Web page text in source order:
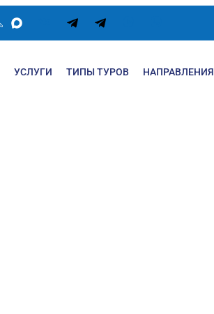
УСЛУГИ ТИПЫ ТУРОВ НАПРАВЛЕНИЯ